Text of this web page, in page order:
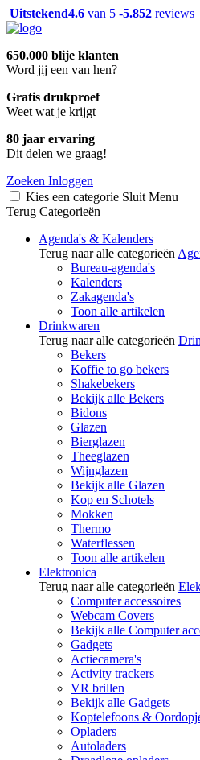
Uitstekend4.6 van 5 -5.852 reviews
650.000 blije klanten
Word jij een van hen?
Gratis drukproef
Weet wat je krijgt
80 jaar ervaring
Dit delen we graag!
Zoeken Inloggen
Kies een categorie Sluit Menu
Terug Categorieën
Agenda's & Kalenders
Terug naar alle categorieën
Bureau-agenda's
Kalenders
Zakagenda's
Toon alle artikelen
Drinkwaren
Terug naar alle categorieën
Bekers
Koffie to go bekers
Shakebekers
Bekijk alle Bekers
Bidons
Glazen
Bierglazen
Theeglazen
Wijnglazen
Bekijk alle Glazen
Kop en Schotels
Mokken
Thermo
Waterflessen
Toon alle artikelen
Elektronica
Terug naar alle categorieën
Computer accessoires
Webcam Covers
Bekijk alle Computer
Gadgets
Actiecamera's
Activity trackers
VR brillen
Bekijk alle Gadgets
Koptelefoons &
Opladers
Autoladers